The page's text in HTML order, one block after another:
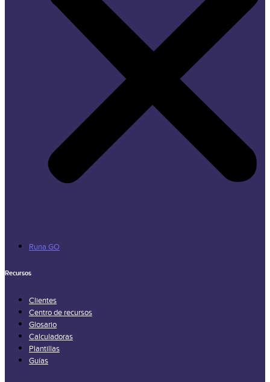
Runa GO
Recursos
Clientes
Centro de recursos
Glosario
Calculadoras
Plantillas
Guías